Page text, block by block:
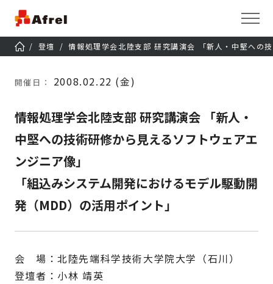
登壇 情報処理学会北陸支部 研究講演会 「新人・中堅への
開催日： 2008.02.22 (金)
情報処理学会北陸支部 研究講演会 「新人・
中堅への技術研修から見えるソフトウェアエ
ンジニア像」
「組込みシステム開発におけるモデル駆動開
発（MDD）の活用ポイント」
会 場：北陸先端科学技術大学院大学（石川）
登壇者：小林 靖英